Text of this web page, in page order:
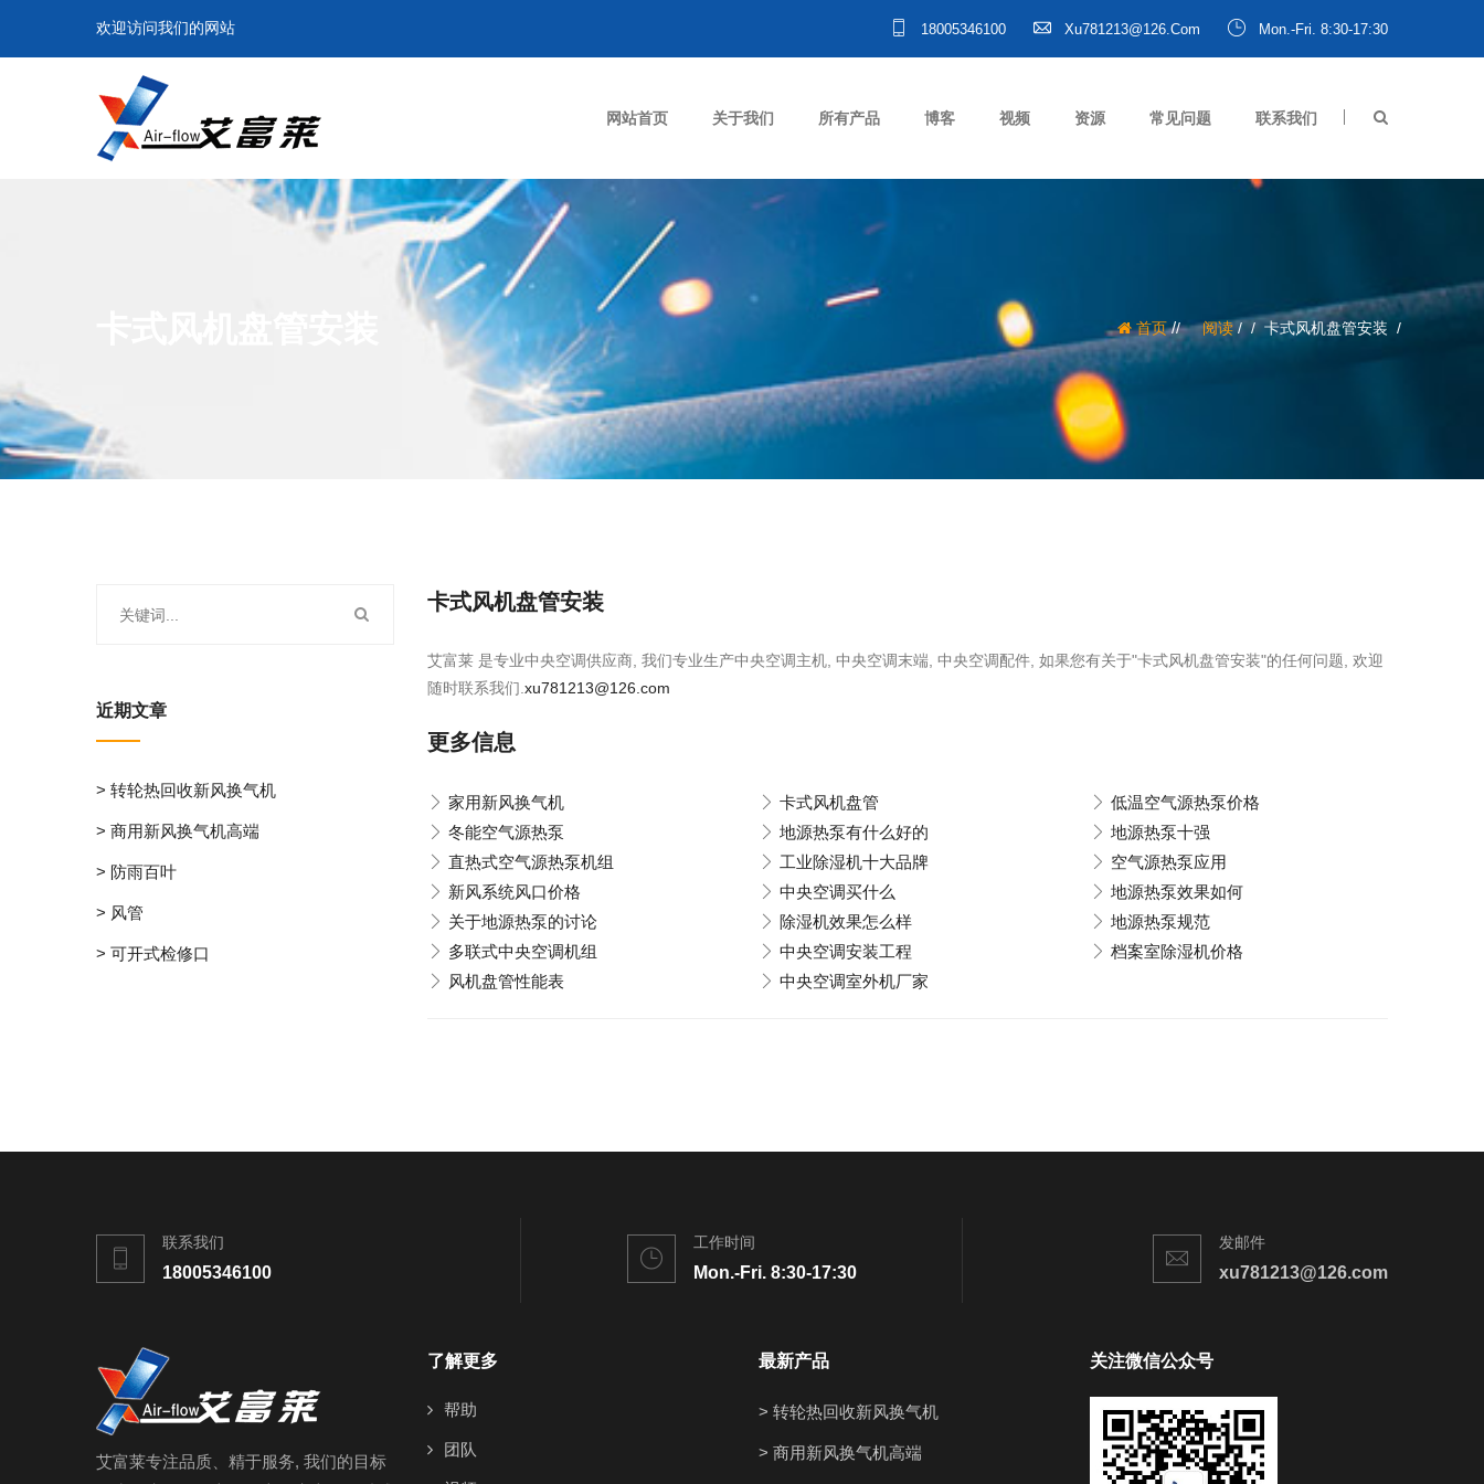
欢迎访问我们的网站 18005346100 Xu781213@126.com Mon.-Fri. 8:30-17:30
网站首页 关于我们 所有产品 博客 视频 资源 常见问题 联系我们
首页/ 阅读/ 卡式风机盘管安装
卡式风机盘管安装
艾富莱 是专业中央空调供应商, 我们专业生产中央空调主机, 中央空调末端, 中央空调配件, 如果您有关于"卡式风机盘管安装"的任何问题, 欢迎
随时联系我们. xu781213@126.com
更多信息
家用新风换气机 卡式风机盘管
低温空气源热泵价格
冬能空气源热泵
地源热泵有什么好的
地源热泵十强
直热式空气源热泵机组
工业除湿机十大品牌
空气源热泵应用
新风系统风口价格
中央空调买什么
地源热泵效果如何
关于地源热泵的讨论
除湿机效果怎么样
地源热泵规范
多联式中央空调机组
中央空调安装工程
档案室除湿机价格
风机盘管性能表
中央空调室外机厂家
近期文章
> 转轮热回收新风换气机
> 商用新风换气机高端
> 防雨百叶
> 风管
> 可开式检修口
联系我们
18005346100
工作时间
Mon.-Fri. 8:30-17:30
发邮件
xu781213@126.com
艾富莱专注品质、精于服务, 我们的目标
了解更多
帮助
团队
最新产品
> 转轮热回收新风换气机
> 商用新风换气机高端
关注微信公众号